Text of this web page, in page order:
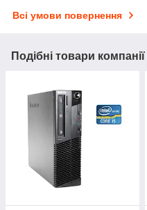
Всі умови повернення
Подібні товари компанії